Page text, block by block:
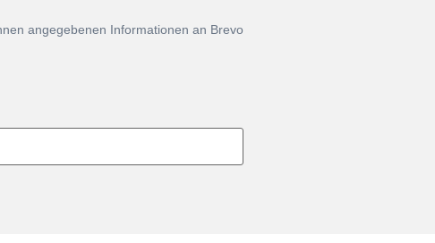
angegebenen Informationen an Brevo